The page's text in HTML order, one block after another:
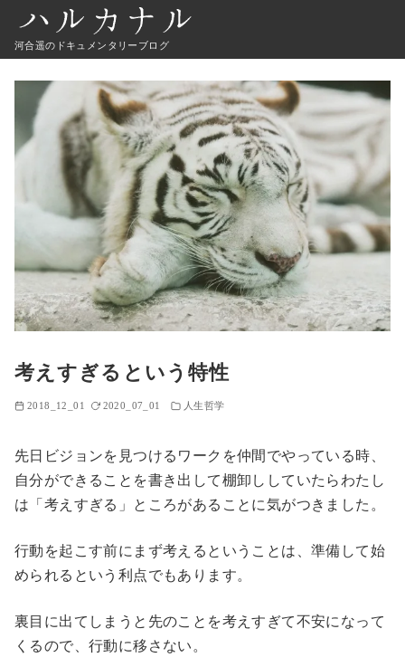
河合遥のドキュメンタリーブログ
考えすぎるという特性
2018_12_01 2020_07_01 人生哲学
先日ビジョンを見つけるワークを仲間でやっている時、
自分ができることを書き出して棚卸ししていたらわたし
は「考えすぎる」ところがあることに気がつきました。
行動を起こす前にまず考えるということは、準備して始
められるという利点でもあります。
裏目に出てしまうと先のことを考えすぎて不安になって
くるので、行動に移さない。